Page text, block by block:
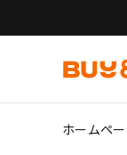
ホームペ